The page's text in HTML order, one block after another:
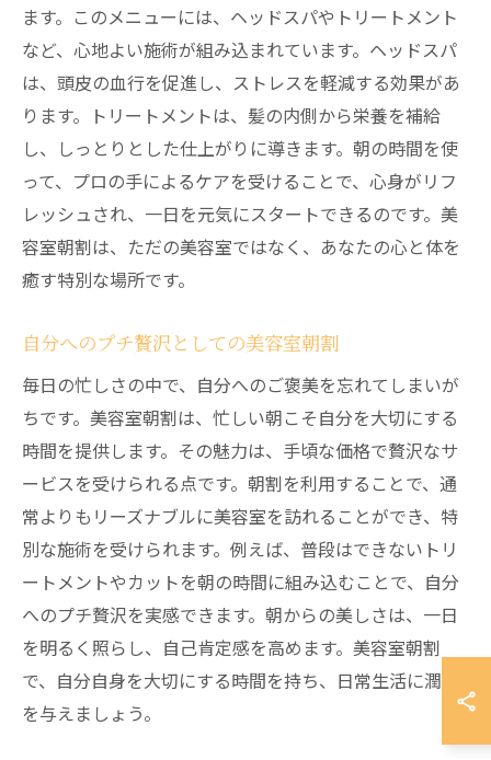
ます。このメニューには、ヘッドスパやトリートメント
など、心地よい施術が組み込まれています。ヘッドスパ
は、頭皮の血行を促進し、ストレスを軽減する効果があ
ります。トリートメントは、髪の内側から栄養を補給
し、しっとりとした仕上がりに導きます。朝の時間を使
って、プロの手によるケアを受けることで、心身がリフ
レッシュされ、一日を元気にスタートできるのです。美
容室朝割は、ただの美容室ではなく、あなたの心と体を
癒す特別な場所です。
自分へのプチ贅沢としての美容室朝割
毎日の忙しさの中で、自分へのご褒美を忘れてしまいが
ちです。美容室朝割は、忙しい朝こそ自分を大切にする
時間を提供します。その魅力は、手頃な価格で贅沢なサ
ービスを受けられる点です。朝割を利用することで、通
常よりもリーズナブルに美容室を訪れることができ、特
別な施術を受けられます。例えば、普段はできないトリ
ートメントやカットを朝の時間に組み込むことで、自分
へのプチ贅沢を実感できます。朝からの美しさは、一日
を明るく照らし、自己肯定感を高めます。美容室朝割
で、自分自身を大切にする時間を持ち、日常生活に潤い
を与えましょう。